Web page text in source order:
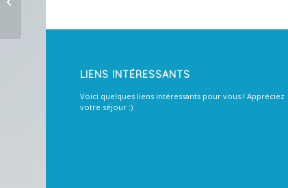
LIENS INTÉRESSANTS
Voici quelques liens intéressants pour vous ! Appréciez
votre séjour :)